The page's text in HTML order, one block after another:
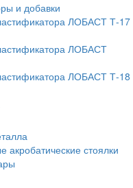
и добавки
ЛОБАСТ Т-17
ЛОБАСТ
ЛОБАСТ Т-18
акробатические стоялки